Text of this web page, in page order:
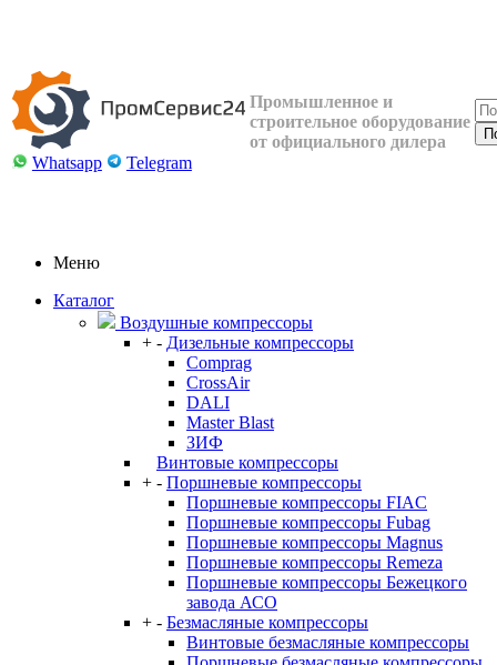
Whatsapp Telegram
Промышленное и
строительное оборудование
от официального дилера
Меню
Каталог
Воздушные компрессоры
+ - Дизельные компрессоры
Comprag
CrossAir
DALI
Master Blast
ЗИФ
Винтовые компрессоры
+ - Поршневые компрессоры
Поршневые компрессоры FIAC
Поршневые компрессоры Fubag
Поршневые компрессоры Magnus
Поршневые компрессоры Remeza
Поршневые компрессоры Бежецкого
завода АСО
+ - Безмасляные компрессоры
Винтовые безмасляные компрессоры